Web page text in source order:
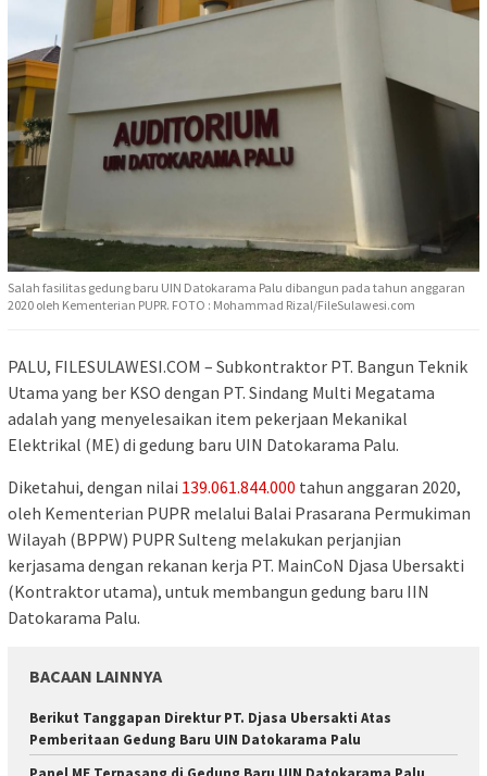
Salah fasilitas gedung baru UIN Datokarama Palu dibangun pada tahun anggaran
2020 oleh Kementerian PUPR. FOTO : Mohammad Rizal/FileSulawesi.com
PALU, FILESULAWESI.COM – Subkontraktor PT. Bangun Teknik
Utama yang ber KSO dengan PT. Sindang Multi Megatama
adalah yang menyelesaikan item pekerjaan Mekanikal
Elektrikal (ME) di gedung baru UIN Datokarama Palu.
Diketahui, dengan nilai 139.061.844.000 tahun anggaran 2020,
oleh Kementerian PUPR melalui Balai Prasarana Permukiman
Wilayah (BPPW) PUPR Sulteng melakukan perjanjian
kerjasama dengan rekanan kerja PT. MainCoN Djasa Ubersakti
(Kontraktor utama), untuk membangun gedung baru IIN
Datokarama Palu.
BACAAN LAINNYA
Berikut Tanggapan Direktur PT. Djasa Ubersakti Atas
Pemberitaan Gedung Baru UIN Datokarama Palu